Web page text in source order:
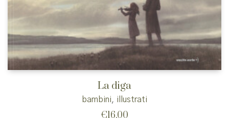
La diga
bambini, illustrati
€16,00